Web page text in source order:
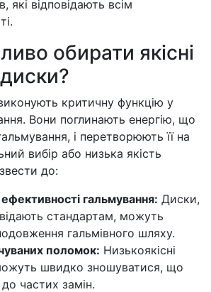
які відповідають всім
обирати якісні
критичну функцію у
Вони поглинають енергію, що
і перетворюють її на
вибір або низька якість
до:
гальмування: Диски,
стандартам, можуть
гальмівного шляху.
поломок: Низькоякісні
швидко зношуватися, що
частих замін.